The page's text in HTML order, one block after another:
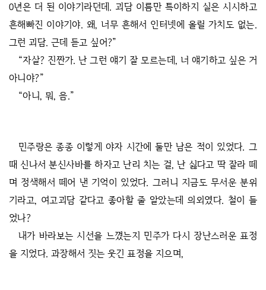
0년은 더 된 이야기라던데. 괴담 이름만 특이하지 실은 시시하고
흔해빠진 이야기야. 왜, 너무 흔해서 인터넷에 올릴 가치도 없는.
그런 괴담. 근데 듣고 싶어?”
“자살? 진짠가. 난 그런 얘기 잘 모르는데, 너 얘기하고 싶은 거
아니야?”
“아니, 뭐, 음.”
민주랑은 종종 이렇게 야자 시간에 둘만 남은 적이 있었다. 그
때 신나서 분신사바를 하자고 난리 치는 걸, 난 싫다고 딱 잘라 떼
며 정색해서 떼어 낸 기억이 있었다. 그러니 지금도 무서운 분위
기라고, 여고괴담 같다고 좋아할 줄 알았는데 의외였다. 철이 들
었나?
내가 바라보는 시선을 느꼈는지 민주가 다시 장난스러운 표정
을 지었다. 과장해서 짓는 웃긴 표정을 지으며,